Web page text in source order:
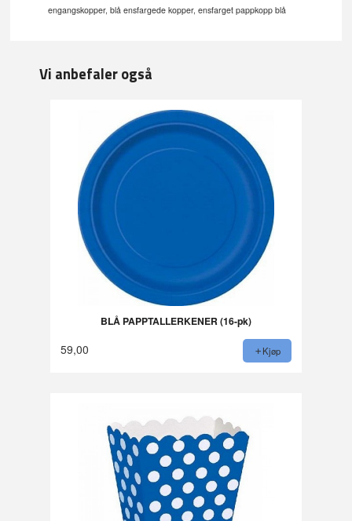
engangskopper, blå ensfargede kopper, ensfarget pappkopp blå
Vi anbefaler også
BLÅ PAPPTALLERKENER (16-pk)
59,00 Kjøp